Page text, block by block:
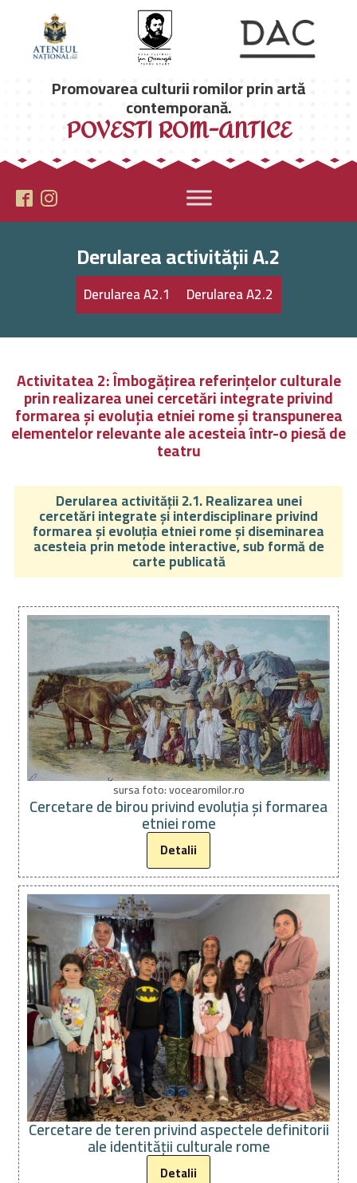
Promovarea culturii romilor prin artă
contemporană.
POVESTI ROM-ANTICE
Derularea activității A.2
Derularea A2.1 Derularea A2.2
Activitatea 2: Îmbogățirea referințelor culturale
prin realizarea unei cercetări integrate privind
formarea și evoluția etniei rome și transpunerea
elementelor relevante ale acesteia într-o piesă de
teatru
Derularea activității 2.1. Realizarea unei
cercetări integrate și interdisciplinare privind
formarea și evoluția etniei rome și diseminarea
acesteia prin metode interactive, sub formă de
carte publicată
sursa foto: vocearomilor.ro
Cercetare de birou privind evoluția și formarea
etniei rome
Detalii
Cercetare de teren privind aspectele definitorii
ale identității culturale rome
Detalii